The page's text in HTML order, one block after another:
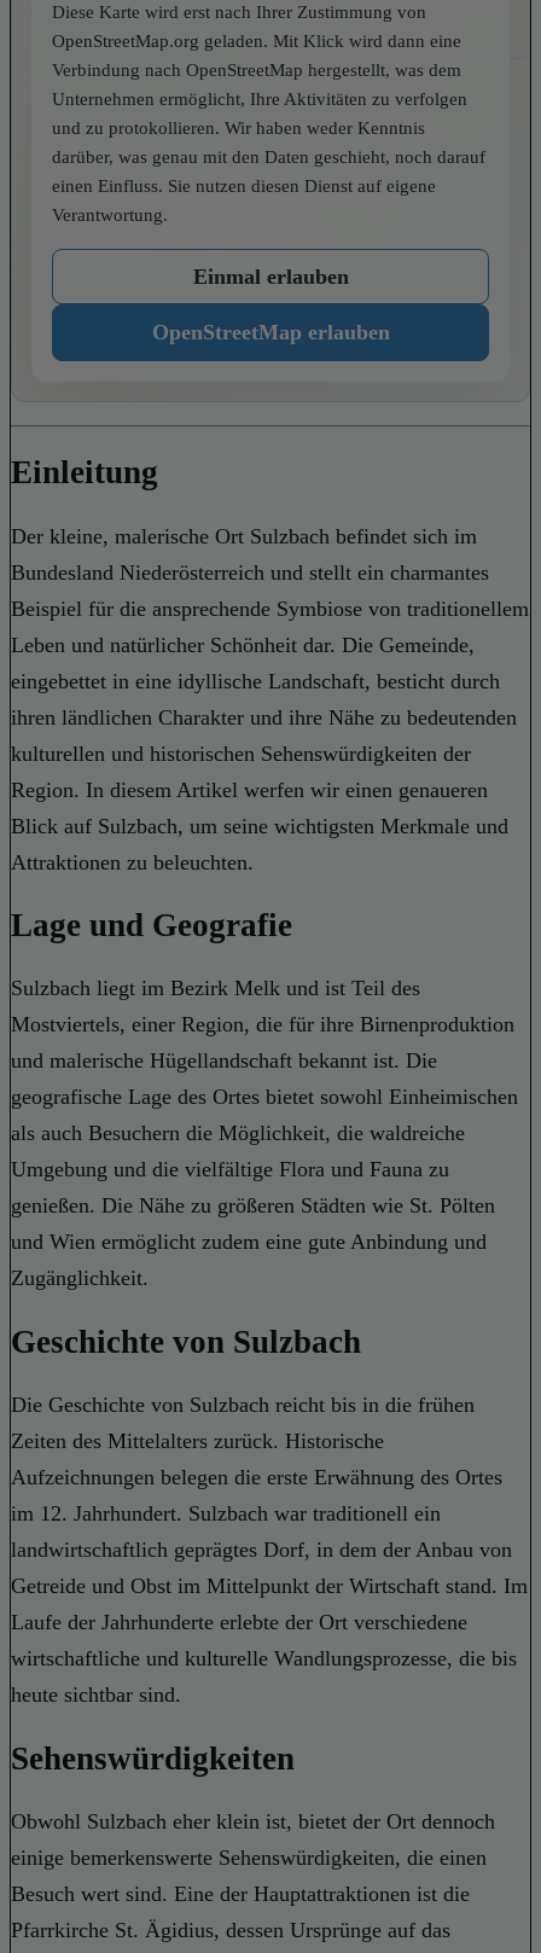
Diese Karte wird erst nach Ihrer Zustimmung von
OpenStreetMap.org geladen. Mit Klick wird dann eine
Verbindung nach OpenStreetMap hergestellt, was dem
Unternehmen ermöglicht, Ihre Aktivitäten zu verfolgen
und zu protokollieren. Wir haben weder Kenntnis
darüber, was genau mit den Daten geschieht, noch darauf
einen Einfluss. Sie nutzen diesen Dienst auf eigene
Verantwortung.
Einmal erlauben
OpenStreetMap erlauben
Einleitung
Der kleine, malerische Ort Sulzbach befindet sich im
Bundesland Niederösterreich und stellt ein charmantes
Beispiel für die ansprechende Symbiose von traditionellem
Leben und natürlicher Schönheit dar. Die Gemeinde,
eingebettet in eine idyllische Landschaft, besticht durch
ihren ländlichen Charakter und ihre Nähe zu bedeutenden
kulturellen und historischen Sehenswürdigkeiten der
Region. In diesem Artikel werfen wir einen genaueren
Blick auf Sulzbach, um seine wichtigsten Merkmale und
Attraktionen zu beleuchten.
Lage und Geografie
Sulzbach liegt im Bezirk Melk und ist Teil des
Mostviertels, einer Region, die für ihre Birnenproduktion
und malerische Hügellandschaft bekannt ist. Die
geografische Lage des Ortes bietet sowohl Einheimischen
als auch Besuchern die Möglichkeit, die waldreiche
Umgebung und die vielfältige Flora und Fauna zu
genießen. Die Nähe zu größeren Städten wie St. Pölten
und Wien ermöglicht zudem eine gute Anbindung und
Zugänglichkeit.
Geschichte von Sulzbach
Die Geschichte von Sulzbach reicht bis in die frühen
Zeiten des Mittelalters zurück. Historische
Aufzeichnungen belegen die erste Erwähnung des Ortes
im 12. Jahrhundert. Sulzbach war traditionell ein
landwirtschaftlich geprägtes Dorf, in dem der Anbau von
Getreide und Obst im Mittelpunkt der Wirtschaft stand. Im
Laufe der Jahrhunderte erlebte der Ort verschiedene
wirtschaftliche und kulturelle Wandlungsprozesse, die bis
heute sichtbar sind.
Sehenswürdigkeiten
Obwohl Sulzbach eher klein ist, bietet der Ort dennoch
einige bemerkenswerte Sehenswürdigkeiten, die einen
Besuch wert sind. Eine der Hauptattraktionen ist die
Pfarrkirche St. Ägidius, dessen Ursprünge auf das